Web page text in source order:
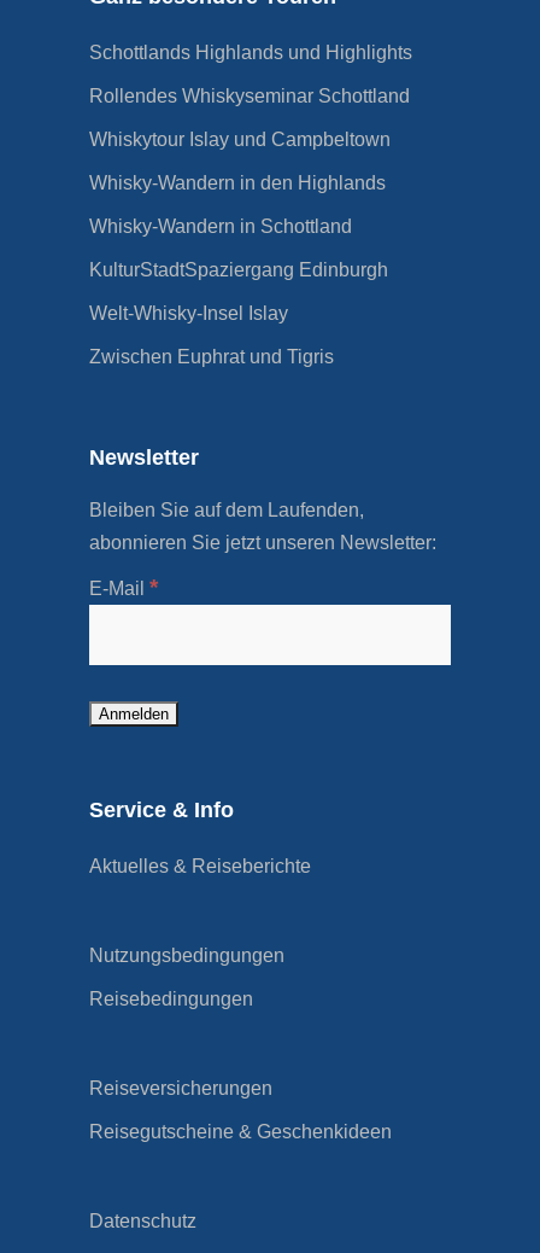
Schottlands Highlands und Highlights
Rollendes Whiskyseminar Schottland
Whiskytour Islay und Campbeltown
Whisky-Wandern in den Highlands
Whisky-Wandern in Schottland
KulturStadtSpaziergang Edinburgh
Welt-Whisky-Insel Islay
Zwischen Euphrat und Tigris
Newsletter
Bleiben Sie auf dem Laufenden,
abonnieren Sie jetzt unseren Newsletter:
E-Mail *
Service & Info
Aktuelles & Reiseberichte
Nutzungsbedingungen
Reisebedingungen
Reiseversicherungen
Reisegutscheine & Geschenkideen
Datenschutz